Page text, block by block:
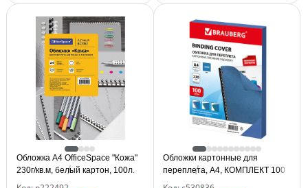
Обложка А4 OfficeSpace "Кожа"
230г/кв.м, белый картон, 100л.
Обложки картонные для
переплета, А4, КОМПЛЕКТ 100